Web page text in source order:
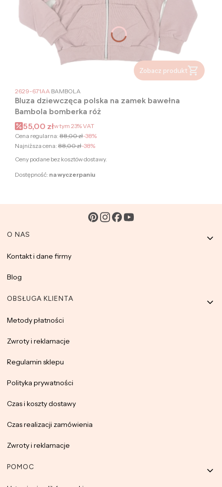
Zobacz produkt
2629-671AA PRODUCENT
BAMBOLA
Bluza dziewczęca polska na zamek bawełna
Bambola bomberka róż
Cena promocyjna brutto
55,00 złw tym 23%VAT
Cena regularna: 88,00 zł-38%
Najniższa cena: 88,00 zł-38%
Ceny podane bez kosztów dostawy.
Dostępność: na wyczerpaniu
Linki w stopce
O NAS
Kontakt i dane firmy
Blog
OBSŁUGA KLIENTA
Metody płatności
Zwroty i reklamacje
Regulamin sklepu
Polityka prywatności
Czas i koszty dostawy
Czas realizacji zamówienia
Zwroty i reklamacje
POMOC